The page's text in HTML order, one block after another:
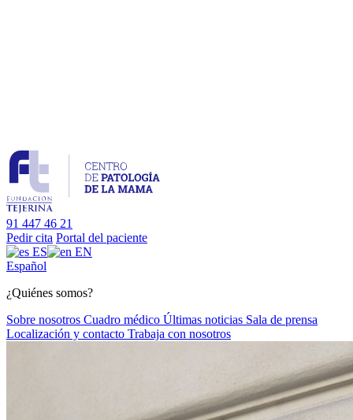
91 447 46 21
Pedir cita Portal del paciente
ES
EN
Español
¿Quiénes somos?
Sobre nosotros Cuadro médico Últimas noticias Sala de prensa
Localización y contacto Trabaja con nosotros